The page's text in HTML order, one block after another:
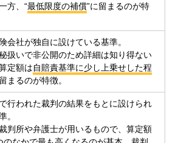
方、“最低限度の補償”に留まるのが特
会社が独自に設けている基準。
扱いで非公開のため詳細は知り得ない
定額は自賠責基準に少し上乗せした程
まるのが特徴。
行われた裁判の結果をもとに設けられ
。
判所や弁護士が用いるもので、算定額